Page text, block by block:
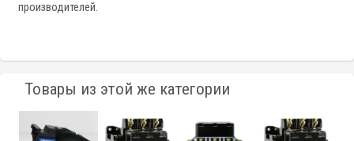
производителей.
Товары из этой же категории